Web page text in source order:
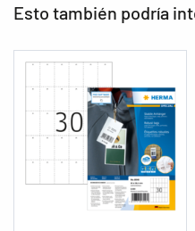
Esto también podría